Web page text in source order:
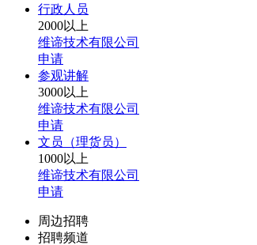
行政人员
2000以上
维谛技术有限公司
申请
参观讲解
3000以上
维谛技术有限公司
申请
文员（理货员）
1000以上
维谛技术有限公司
申请
周边招聘
招聘频道